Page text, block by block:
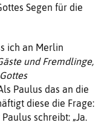
Segen für die
ich an Merlin
und Fremdlinge,
Paulus das an die
diese die Frage:
schreibt: „Ja.